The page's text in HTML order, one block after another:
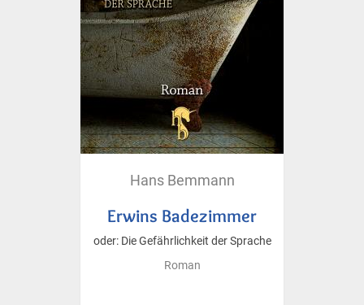
Hans Bemmann
Erwins Badezimmer
oder: Die Gefährlichkeit der Sprache
Roman